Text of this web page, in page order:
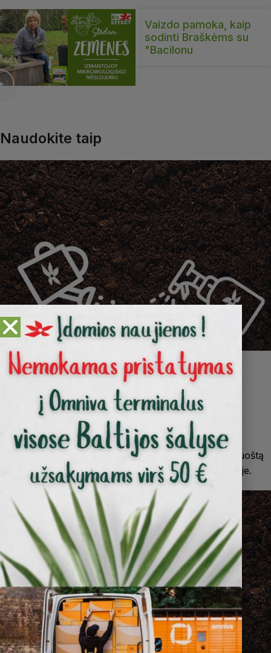
Vaizdo pamoka, kaip
sodinti Braškėms su
"Bacilonu
Naudokite taip
Dirvožemiui gerinti
prieš sėjant pasėlius, išpurkškite arba užpilkite paruoštą
tirpalą ant dirvos ir įterpkite trąšas 10-15 cm gylyje.